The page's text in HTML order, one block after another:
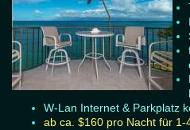
W-Lan Internet & Parkplatz
ab ca. $160 pro Nacht für 1-